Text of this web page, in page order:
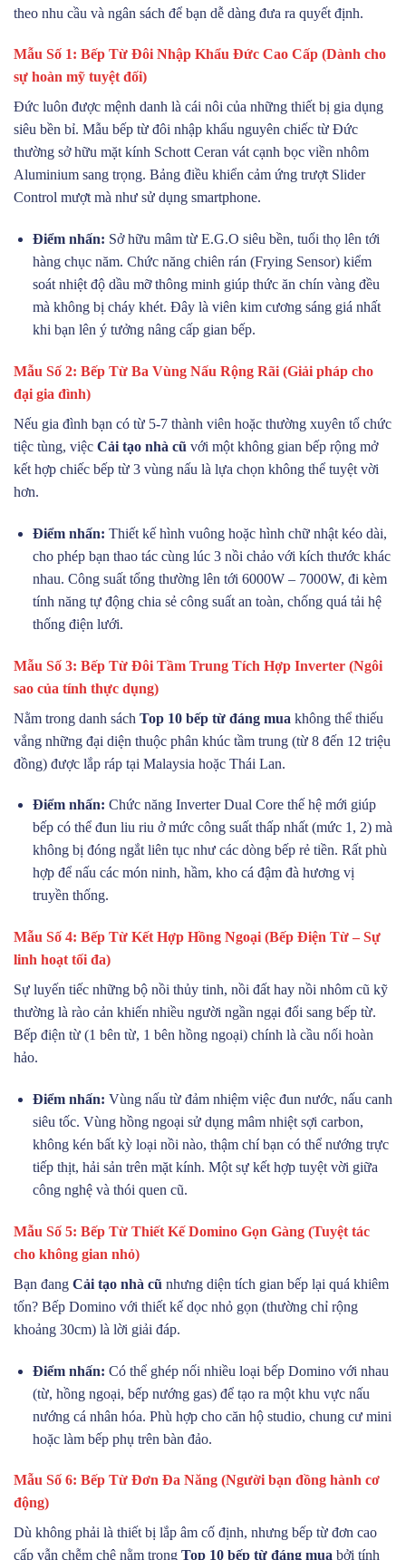
theo nhu cầu và ngân sách để bạn dễ dàng đưa ra quyết định.
Mẫu Số 1: Bếp Từ Đôi Nhập Khẩu Đức Cao Cấp (Dành cho
sự hoàn mỹ tuyệt đối)
Đức luôn được mệnh danh là cái nôi của những thiết bị gia dụng
siêu bền bỉ. Mẫu bếp từ đôi nhập khẩu nguyên chiếc từ Đức
thường sở hữu mặt kính Schott Ceran vát cạnh bọc viền nhôm
Aluminium sang trọng. Bảng điều khiển cảm ứng trượt Slider
Control mượt mà như sử dụng smartphone.
Điểm nhấn: Sở hữu mâm từ E.G.O siêu bền, tuổi thọ lên tới
hàng chục năm. Chức năng chiên rán (Frying Sensor) kiểm
soát nhiệt độ dầu mỡ thông minh giúp thức ăn chín vàng đều
mà không bị cháy khét. Đây là viên kim cương sáng giá nhất
khi bạn lên ý tưởng nâng cấp gian bếp.
Mẫu Số 2: Bếp Từ Ba Vùng Nấu Rộng Rãi (Giải pháp cho
đại gia đình)
Nếu gia đình bạn có từ 5-7 thành viên hoặc thường xuyên tổ chức
tiệc tùng, việc Cải tạo nhà cũ với một không gian bếp rộng mở
kết hợp chiếc bếp từ 3 vùng nấu là lựa chọn không thể tuyệt vời
hơn.
Điểm nhấn: Thiết kế hình vuông hoặc hình chữ nhật kéo dài,
cho phép bạn thao tác cùng lúc 3 nồi chảo với kích thước khác
nhau. Công suất tổng thường lên tới 6000W – 7000W, đi kèm
tính năng tự động chia sẻ công suất an toàn, chống quá tải hệ
thống điện lưới.
Mẫu Số 3: Bếp Từ Đôi Tầm Trung Tích Hợp Inverter (Ngôi
sao của tính thực dụng)
Nằm trong danh sách Top 10 bếp từ đáng mua không thể thiếu
vắng những đại diện thuộc phân khúc tầm trung (từ 8 đến 12 triệu
đồng) được lắp ráp tại Malaysia hoặc Thái Lan.
Điểm nhấn: Chức năng Inverter Dual Core thế hệ mới giúp
bếp có thể đun liu riu ở mức công suất thấp nhất (mức 1, 2) mà
không bị đóng ngắt liên tục như các dòng bếp rẻ tiền. Rất phù
hợp để nấu các món ninh, hầm, kho cá đậm đà hương vị
truyền thống.
Mẫu Số 4: Bếp Từ Kết Hợp Hồng Ngoại (Bếp Điện Từ – Sự
linh hoạt tối đa)
Sự luyến tiếc những bộ nồi thủy tinh, nồi đất hay nồi nhôm cũ kỹ
thường là rào cản khiến nhiều người ngần ngại đổi sang bếp từ.
Bếp điện từ (1 bên từ, 1 bên hồng ngoại) chính là cầu nối hoàn
hảo.
Điểm nhấn: Vùng nấu từ đảm nhiệm việc đun nước, nấu canh
siêu tốc. Vùng hồng ngoại sử dụng mâm nhiệt sợi carbon,
không kén bất kỳ loại nồi nào, thậm chí bạn có thể nướng trực
tiếp thịt, hải sản trên mặt kính. Một sự kết hợp tuyệt vời giữa
công nghệ và thói quen cũ.
Mẫu Số 5: Bếp Từ Thiết Kế Domino Gọn Gàng (Tuyệt tác
cho không gian nhỏ)
Bạn đang Cải tạo nhà cũ nhưng diện tích gian bếp lại quá khiêm
tốn? Bếp Domino với thiết kế dọc nhỏ gọn (thường chỉ rộng
khoảng 30cm) là lời giải đáp.
Điểm nhấn: Có thể ghép nối nhiều loại bếp Domino với nhau
(từ, hồng ngoại, bếp nướng gas) để tạo ra một khu vực nấu
nướng cá nhân hóa. Phù hợp cho căn hộ studio, chung cư mini
hoặc làm bếp phụ trên bàn đảo.
Mẫu Số 6: Bếp Từ Đơn Đa Năng (Người bạn đồng hành cơ
động)
Dù không phải là thiết bị lắp âm cố định, nhưng bếp từ đơn cao
cấp vẫn chễm chệ nằm trong Top 10 bếp từ đáng mua bởi tính